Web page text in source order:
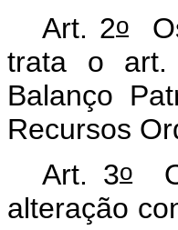
Art. 2oOs
trata o
Balanço
Recursos
Art. 3oO
alteração